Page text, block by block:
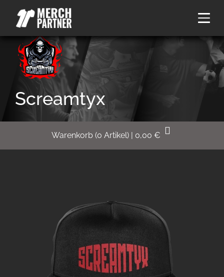
Screamtyx
Warenkorb (0 Artikel) | 0,00 €